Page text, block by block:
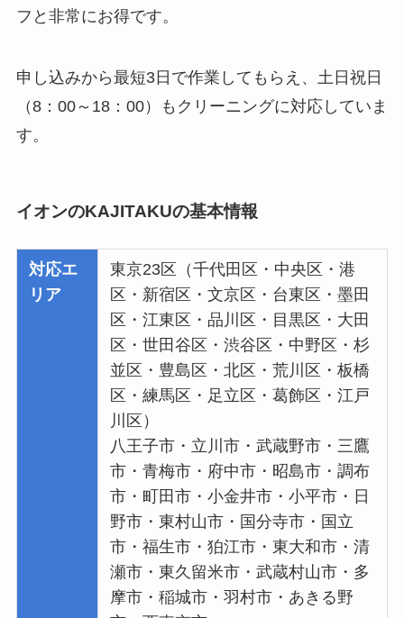
フと非常にお得です。
申し込みから最短3日で作業してもらえ、土日祝日
（8：00～18：00）もクリーニングに対応していま
す。
イオンのKAJITAKUの基本情報
対応エ
リア
東京23区（千代田区・中央区・港
区・新宿区・文京区・台東区・墨田
区・江東区・品川区・目黒区・大田
区・世田谷区・渋谷区・中野区・杉
並区・豊島区・北区・荒川区・板橋
区・練馬区・足立区・葛飾区・江戸
川区）
八王子市・立川市・武蔵野市・三鷹
市・青梅市・府中市・昭島市・調布
市・町田市・小金井市・小平市・日
野市・東村山市・国分寺市・国立
市・福生市・狛江市・東大和市・清
瀬市・東久留米市・武蔵村山市・多
摩市・稲城市・羽村市・あきる野